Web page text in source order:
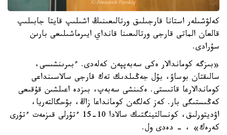
كەلۋشىلەر استانا قارجىلىق ورتالىعىنىڭ اشىلىپ قايتا جابىلىپ
قالعان الماتى قارجى ورتالىعىنا قانداي ايىرماشىلىعى بارىن
سۇرادى.
«بىزگە كوماندالار ەكى سەبەپپەن كەلەدى. ءبىرىنشىسى،
سالىقتان بوساۋ، بۇل جەڭىلدىك تەك قارجى سالاسىنداعى
كوماندالارعا قاتىستى. ەكىنشى سەبەپ، بىزدە اعىلشىن قۇقىعى
كەڭىستىگى بار. كەز كەلگەن كومانداعا زاڭ، بۋحگالتەريا،
اۋديتورلىق، كونسالتينگتىك سالادا 10-15 ءتۇرلى قىزمەت ءتۇرى
كەرەك» ، - دەدى ول.